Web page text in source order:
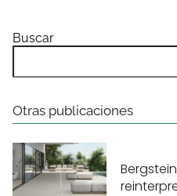
Buscar
Otras publicaciones